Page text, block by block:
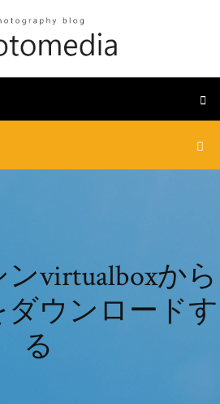
virtualboxから
ウンロードす
る